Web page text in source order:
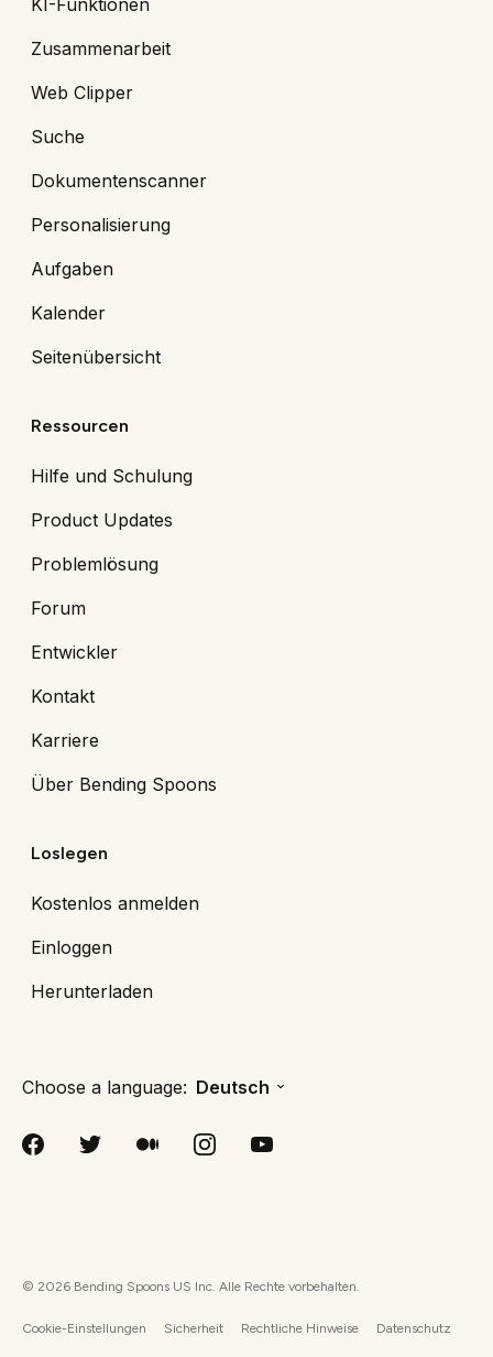
Zusammenarbeit
Web Clipper
Suche
Dokumentenscanner
Personalisierung
Aufgaben
Kalender
Seitenübersicht
Ressourcen
Hilfe und Schulung
Product Updates
Problemlösung
Forum
Entwickler
Kontakt
Karriere
Über Bending Spoons
Loslegen
Kostenlos anmelden
Einloggen
Herunterladen
Choose a language: Deutsch
© 2026 Bending Spoons US Inc. Alle Rechte vorbehalten.
Cookie-Einstellungen Sicherheit Rechtliche Hinweise Datenschutz